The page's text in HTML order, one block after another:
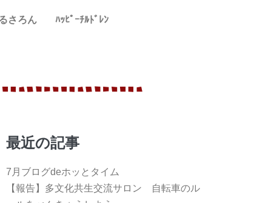
さろん ﾊｯﾋﾟｰﾁﾙﾄﾞﾚﾝ
最近の記事
7月ブログdeホッとタイム
【報告】多文化共生交流サロン 自転車のル